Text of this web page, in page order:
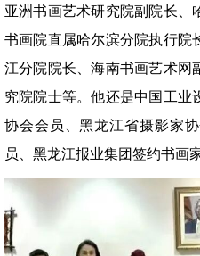
亚洲书画艺术研究院副院长、
书画院直属哈尔滨分院执行院
江分院院长、海南书画艺术网
究院院士等。他还是中国工业
协会会员、黑龙江省摄影家
员、黑龙江报业集团签约书画家